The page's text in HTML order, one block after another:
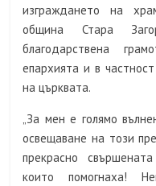
изграждането на
община Стара
благодарствена
епархията и в
на църквата.
„За мен е голямо
освещаване на този
прекрасно
които помогнаха!